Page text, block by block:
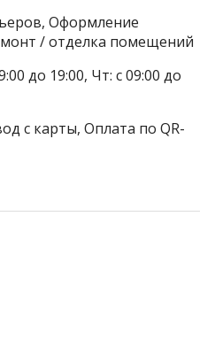
Оформление
/ отделка помещений
до 19:00, Чт: с 09:00 до
с карты, Оплата по QR-